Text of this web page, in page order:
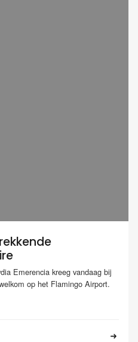
Emerencia kreeg vandaag bij
op het Flamingo Airport.